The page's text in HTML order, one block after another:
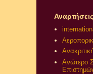
Ανώτερο